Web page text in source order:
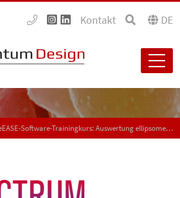
Kontakt DE
CompleteEASE-Software-Trainingkurs: Auswertung ellipsometrischer Messdaten